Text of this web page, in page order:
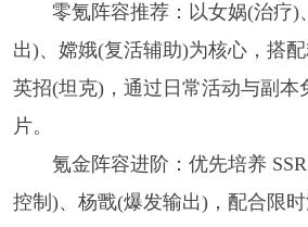
零氪阵容推荐：以女娲(治疗)
出)、嫦娥(复活辅助)为核心，搭
英招(坦克)，通过日常活动与副本
片。
氪金阵容进阶：优先培养
控制)、杨戬(爆发输出)，配合限时